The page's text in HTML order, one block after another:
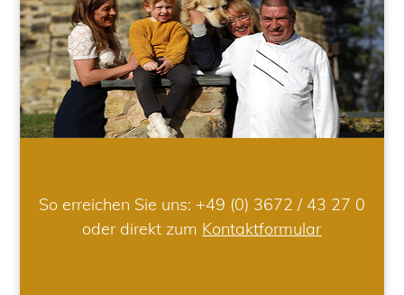
So erreichen Sie uns: +49 (0) 3672 / 43 27 0
oder direkt zum Kontaktformular